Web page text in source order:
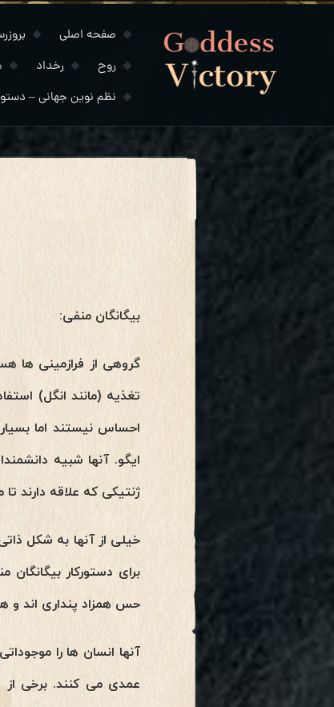
صفحه اصلی
روح
رخداد
نظم نوین جهانی – دستور
بیگانگان منفی:
گروهی از فرازمینی ها
تغذیه (مانند انگل)
احساس نیستند اما
ایگو. آنها شبیه
ژنتیکی که علاقه دارند
خیلی از آنها به شکل
برای دستورکار
حس همزاد پنداری اند و
آنها انسان ها را
عمدی می کنند. برخی